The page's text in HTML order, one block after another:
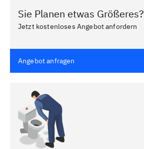
Sie Planen etwas Größeres?
Jetzt kostenloses Angebot anfordern
Angebot anfragen